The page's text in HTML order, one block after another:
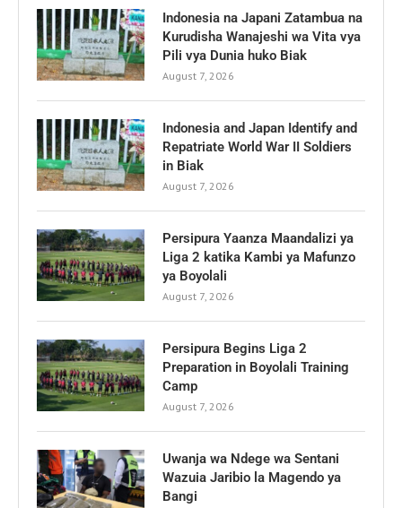
Indonesia na Japani Zatambua na
Kurudisha Wanajeshi wa Vita vya
Pili vya Dunia huko Biak
August 7, 2026
Indonesia and Japan Identify and
Repatriate World War II Soldiers
in Biak
August 7, 2026
Persipura Yaanza Maandalizi ya
Liga 2 katika Kambi ya Mafunzo
ya Boyolali
August 7, 2026
Persipura Begins Liga 2
Preparation in Boyolali Training
Camp
August 7, 2026
Uwanja wa Ndege wa Sentani
Wazuia Jaribio la Magendo ya
Bangi